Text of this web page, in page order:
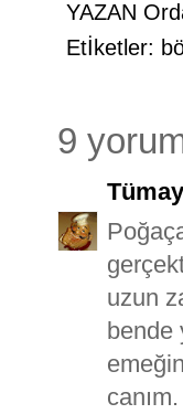
YAZAN
Etİketler:
9
uzun
bende